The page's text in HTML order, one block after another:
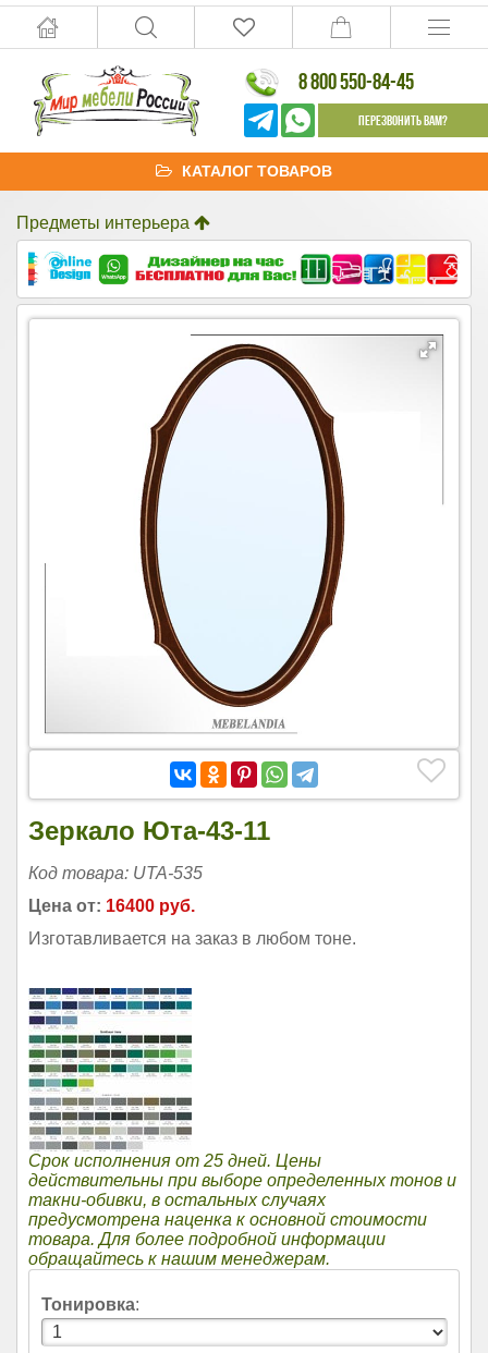
8 800 550-84-45
Перезвонить Вам?
КАТАЛОГ ТОВАРОВ
Предметы интерьера
Зеркало Юта-43-11
Код товара: UTA-535
Цена от: 16400 руб.
Изготавливается на заказ в любом тоне.
Срок исполнения от 25 дней. Цены
действительны при выборе определенных тонов и
такни-обивки, в остальных случаях
предусмотрена наценка к основной стоимости
товара. Для более подробной информации
обращайтесь к нашим менеджерам.
Тонировка: